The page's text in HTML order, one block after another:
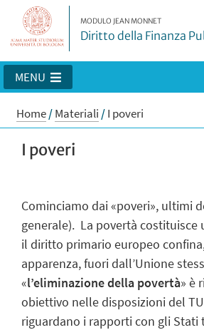
MODULO JEAN MONNET
Diritto della Finanza
MENU
Home/Materiali /I poveri
I poveri
Cominciamo dai «poveri», ultimi
generale). La povertà costituisce
il diritto primario europeo
apparenza, fuori dall’Unione
«l’eliminazione della povertà» è
obiettivo nelle disposizioni del
riguardano i rapporti con gli Stati